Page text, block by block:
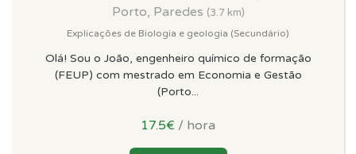
Porto, Paredes (3.7 km)
Explicações de Biologia e geologia (Secundário)
Olá! Sou o João, engenheiro químico de formação
(FEUP) com mestrado em Economia e Gestão
(Porto...
17.5€ / hora